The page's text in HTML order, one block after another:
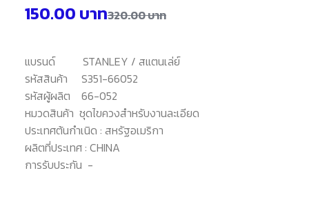
320.00บาท
150.00 บาท
แบรนด์ STANLEY / สแตนเล่ย์
รหัสสินค้า S351-66052
รหัสผู้ผลิต 66-052
หมวดสินค้า ชุดไขควงสำหรับงานละเอียด
ประเทศต้นกำเนิด : สหรัฐอเมริกา
ผลิตที่ประเทศ : CHINA
การรับประกัน -